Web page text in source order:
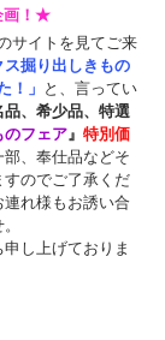
画！★
サイトを見てご来
ス掘り出しきもの
！」 と、言ってい
品、希少品、特選
のフェア 』 特別価
、奉仕品などそ
のでご了承くだ
れ様もお誘い合
し上げておりま